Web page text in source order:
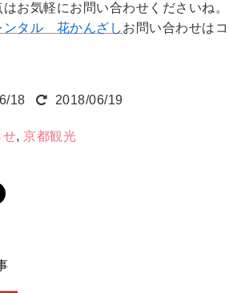
お気軽にお問い合わせくださいね。
ンタル 花かんざしお問い合わせは
18 2018/06/19
せ, 京都観光